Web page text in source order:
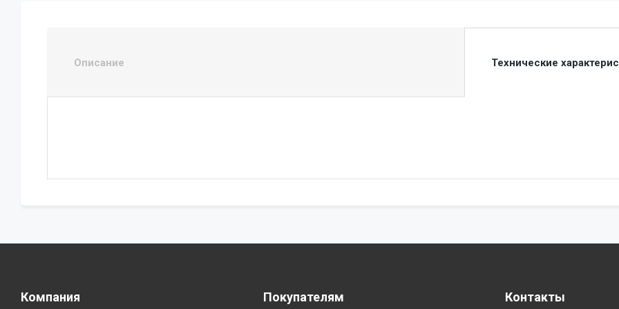
Описание Технические
Компания Покупателям Контакты